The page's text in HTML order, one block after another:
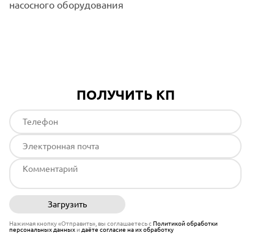
насосного оборудования
ПОЛУЧИТЬ КП
Загрузить
Нажимая кнопку «Отправить», вы соглашаетесь сПолитикой обработки
персональных данныхи даёте согласие на их обработку